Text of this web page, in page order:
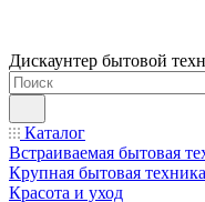
Дискаунтер бытовой
Каталог
Встраиваемая бытовая
Крупная бытовая техника
Красота и уход